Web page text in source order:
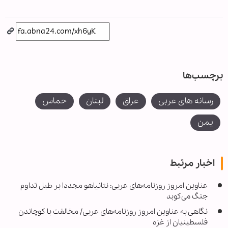
برچسب‌ها
رسانه های عربی عراق لبنان
حماس
یمن
اخبار مرتبط
عناوین امروز روزنامه‌های عربی: نتانیاهو مجددا بر طبل تداوم
جنگ می‌کوبد
نگاهی به عناوین امروز روزنامه‌های عربی/ مخالفت با کوچاندن
فلسطینیان از غزه